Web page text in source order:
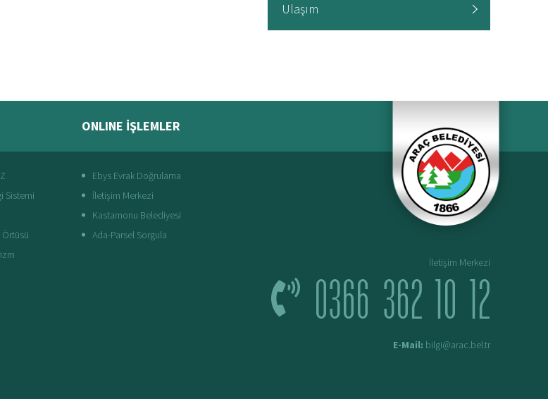
Ulaşım
Sistemi
ONLINE İŞLEMLER
Ebys Evrak Doğrulama
İletişim Merkezi
Kastamonu Belediyesi
Ada-Parsel Sorgula
İletişim Merkezi
0366 362 10 12
E-Mail: bilgi@arac.bel.tr